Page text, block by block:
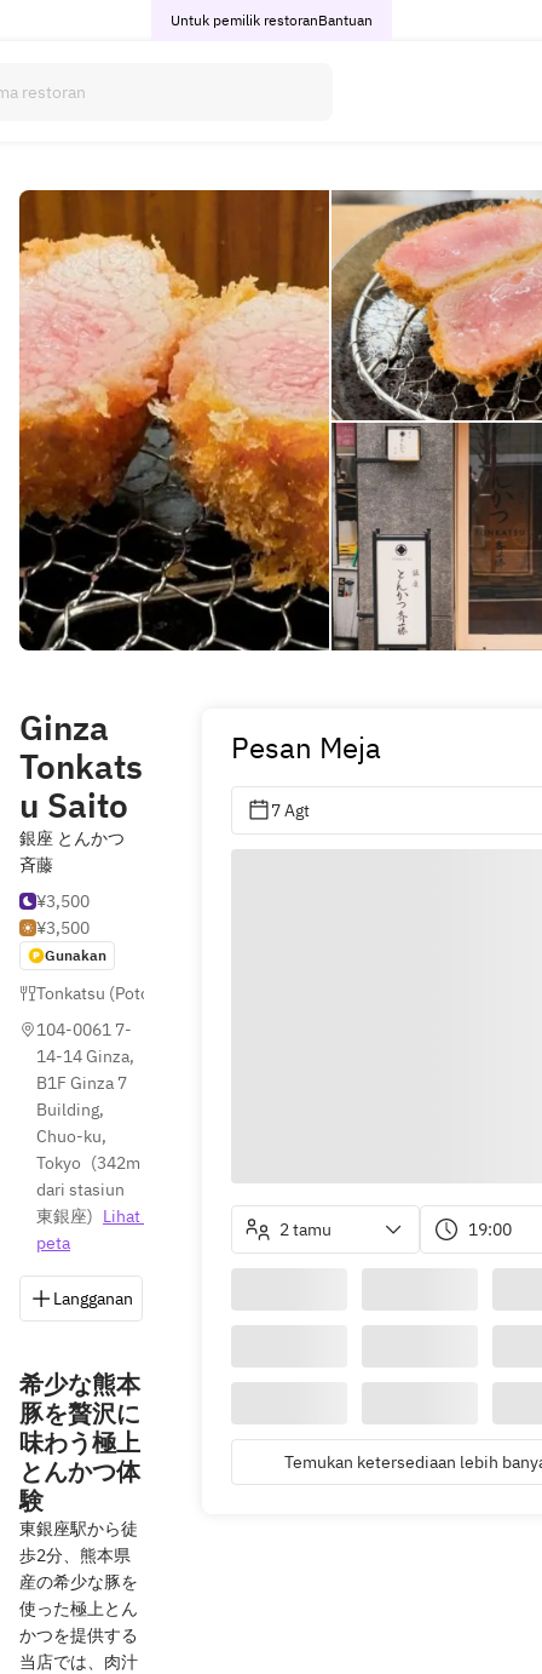
Untuk pemilik restoranBantuan
Ginza
Tonkats
u Saito
銀座 とんかつ
斉藤
¥3,500
¥3,500
Gunakan
Tonkatsu (Potongan Daging Babi Goreng)
104-0061 7-
14-14 Ginza,
B1F Ginza 7
Building,
Chuo-ku,
Tokyo (342m
dari stasiun
東銀座) Lihat
peta
Langganan
希少な熊本
豚を贅沢に
味わう極上
とんかつ体
験
東銀座駅から徒
歩2分、熊本県
産の希少な豚を
使った極上とん
かつを提供する
当店では、肉汁
Pesan Meja
7 Agt
2 tamu 19:00
Temukan ketersediaan lebih